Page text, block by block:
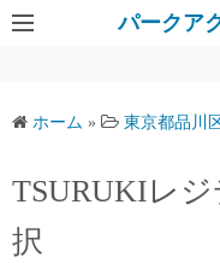
パークア
ホーム » 東京都品川
TSURUKIレ
択